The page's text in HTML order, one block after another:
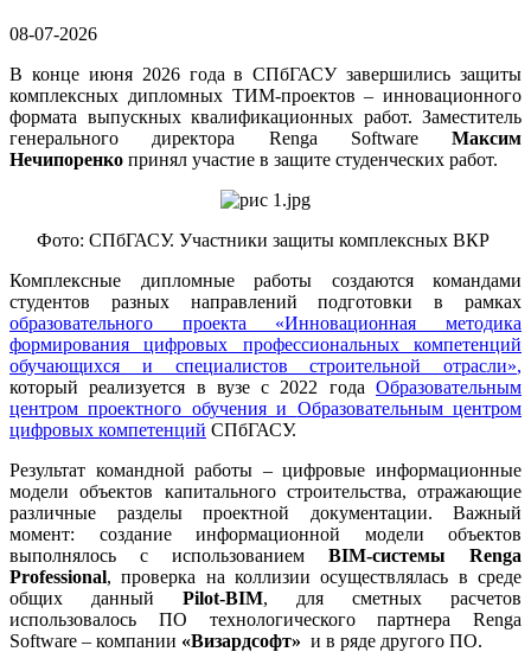
08-07-2026
В конце июня 2026 года в СПбГАСУ завершились защиты
комплексных дипломных ТИМ-проектов – инновационного
формата выпускных квалификационных работ. Заместитель
генерального директора Renga Software Максим
Нечипоренко принял участие в защите студенческих работ.
Фото: СПбГАСУ. Участники защиты комплексных ВКР
Комплексные дипломные работы создаются командами
студентов разных направлений подготовки в рамках
образовательного проекта «Инновационная методика
формирования цифровых профессиональных компетенций
обучающихся и специалистов строительной отрасли»,
который реализуется в вузе с 2022 года Образовательным
центром проектного обученияи Образовательным центром
цифровых компетенций СПбГАСУ.
Результат командной работы – цифровые информационные
модели объектов капитального строительства, отражающие
различные разделы проектной документации. Важный
момент: создание информационной модели объектов
выполнялось с использованием BIM-системы
Renga
Professional, проверка на коллизии осуществлялась в среде
общих данный Pilot-BIM, для сметных расчетов
использовалось ПО технологического партнера Renga
Software – компании «Визардсофт» и в ряде другого ПО.